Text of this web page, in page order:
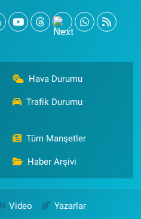
Hava Durumu
Trafik Durumu
Tüm Manşetler
Haber Arşivi
Video Yazarlar